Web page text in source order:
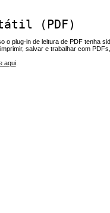
(PDF)
o plug-in de leitura de PDF tenha
salvar e trabalhar com
aqui.